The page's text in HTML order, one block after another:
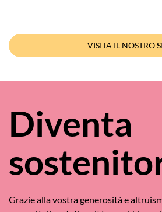
VISITA IL NOSTRO
Diventa
Grazie alla vostra generosità e